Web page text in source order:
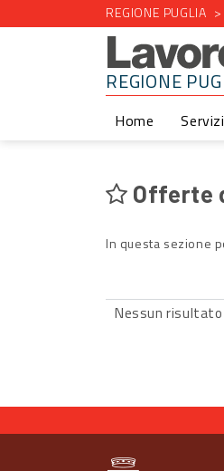
REGIONE PUGLIA
REGIONE
Home
Offerte
In questa sezione
Nessun risultato